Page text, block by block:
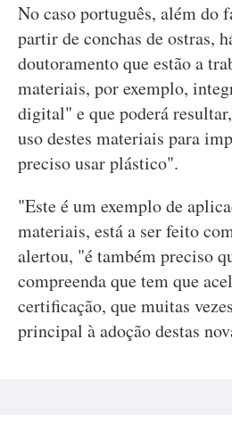
No caso português, além do
partir de conchas de ostras,
doutoramento que estão a
materiais, por exemplo,
digital" e que poderá
uso destes materiais para
preciso usar plástico".
"Este é um exemplo de
materiais, está a ser feito
alertou, "é também preciso
compreenda que tem que
certificação, que muitas
principal à adoção destas